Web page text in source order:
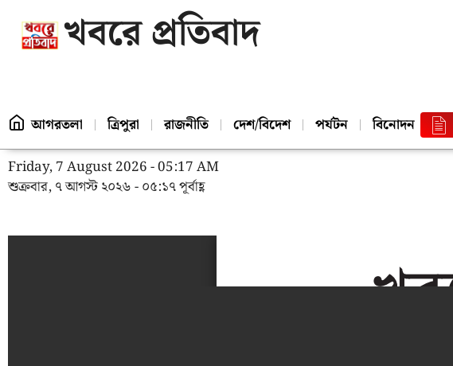
খবরে প্রতিবাদ
আগরতলা ত্রিপুরা রাজনীতি দেশ/বিদেশ পর্যটন বিনোদন
Friday, 7 August 2026 - 05:17 AM
শুক্রবার, ৭ আগস্ট ২০২৬ - ০৫:১৭ পূর্বাহ্ণ